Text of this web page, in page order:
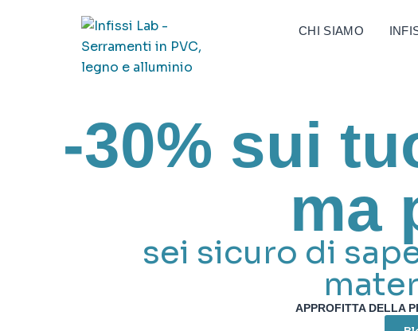
CHI SIAMO
-30% sui
ma
sei sicuro di
APPROFITTA DELLA